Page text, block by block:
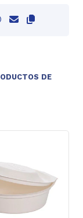
DE